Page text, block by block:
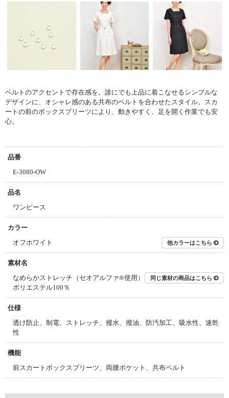
ベルトのアクセントで存在感を。 誰にでも上品に着こなせるシンプルな
デザインに、オシャレ感のある共布のベルトを合わせたスタイル。 スカ
ートの前のボックスプリーツにより、動きやすく、足を開く作業でも安
心。
品番
E-3080-OW
品名
ワンピース
カラー
オフホワイト
他カラーはこちら
素材名
なめらかストレッチ（セオアルファ®使用）
ポリエステル100％
同じ素材の商品はこちら
仕様
透け防止、制電、ストレッチ、撥水、撥油、防汚加工、吸水性、速乾
性
機能
前スカートボックスプリーツ、両腰ポケット、共布ベルト